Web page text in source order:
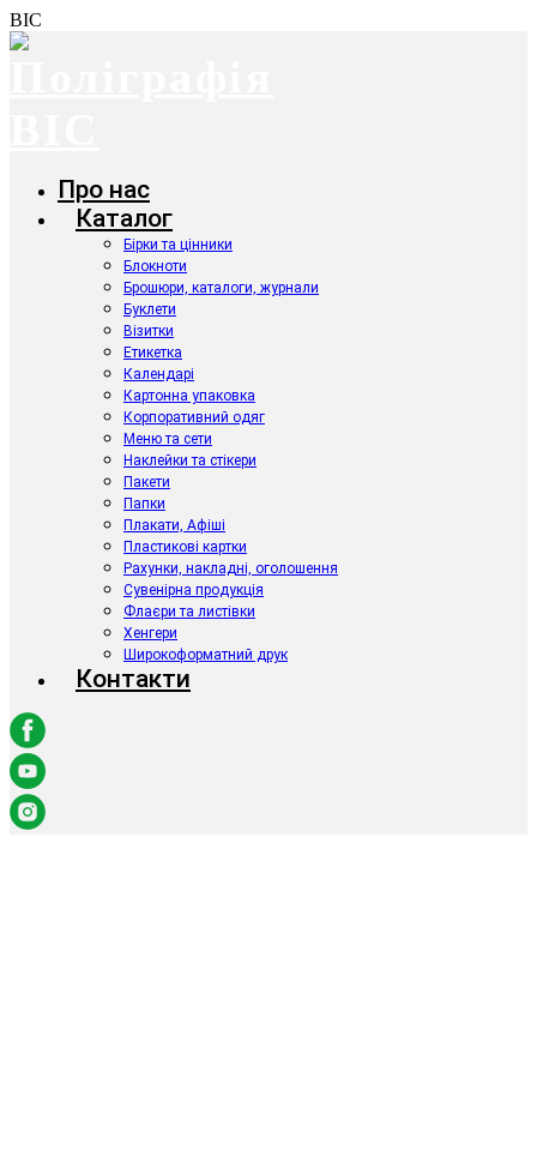
ВІС
Про нас
Каталог
Бірки та цінники
Блокноти
Брошюри, каталоги, журнали
Буклети
Візитки
Етикетка
Календарі
Картонна упаковка
Корпоративний одяг
Меню та сети
Наклейки та стікери
Пакети
Папки
Плакати, Афіші
Пластикові картки
Рахунки, накладні, оголошення
Сувенірна продукція
Флаєри та листівки
Хенгери
Широкоформатний друк
Контакти